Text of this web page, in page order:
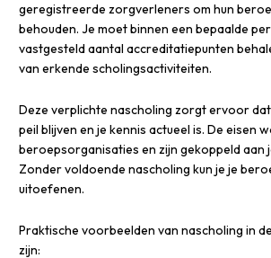
geregistreerde zorgverleners om hun
behouden. Je moet binnen een bepaalde
vastgesteld aantal accreditatiepunten
van erkende scholingsactiviteiten.
Deze verplichte nascholing zorgt ervoor
peil blijven en je kennis actueel is. De eisen
beroepsorganisaties en zijn gekoppeld aan
Zonder voldoende nascholing kun je je
uitoefenen.
Praktische voorbeelden van nascholing in
zijn: